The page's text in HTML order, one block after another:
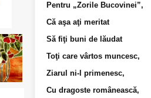
Pentru „Zorile Bucovinei”,
Că aşa aţi meritat
Să fiţi buni de lăudat
Toţi care vârtos muncesc,
Ziarul ni-l primenesc,
Cu dragoste românească,